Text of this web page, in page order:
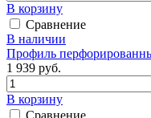
В корзину
Сравнение
В наличии
Профиль
1 939 руб.
В корзину
Сравнение